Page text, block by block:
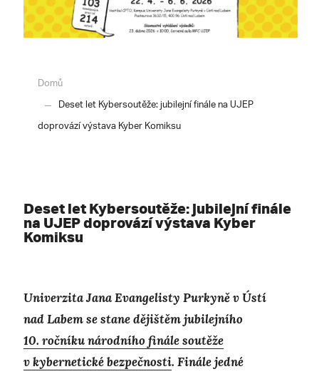
Domů
Deset let Kybersoutěže: jubilejní finále na UJEP
doprovází výstava Kyber Komiksu
Deset let Kybersoutěže: jubilejní finále
na UJEP doprovází výstava Kyber
Komiksu
Univerzita Jana Evangelisty Purkyně v Ústí
nad Labem se stane dějištěm jubilejního
10. ročníku národního finále soutěže
v kybernetické bezpečnosti. Finále jedné